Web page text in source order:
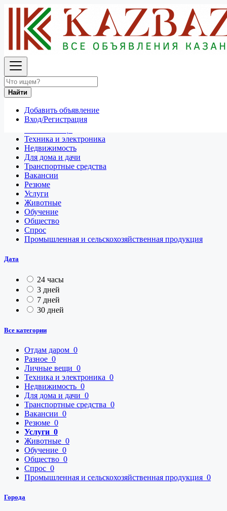
Найти
Добавить объявление
Вход/Регистрация
Услуги
Переезд, грузчики
Все объявления в 50 км around Великий Новгород
Отдам даром
Разное
Техника и электроника
Недвижимость
Для дома и дачи
Транспортные средства
Вакансии
Резюме
Услуги
Животные
Обучение
Общество
Спрос
Промышленная и сельскохозяйственная продукция
Дата
24 часы
3 дней
7 дней
30 дней
Все категории
Отдам даром 0
Разное 0
Личные вещи 0
Техника и электроника 0
Недвижимость 0
Для дома и дачи 0
Транспортные средства 0
Вакансии 0
Резюме 0
Услуги 0
Животные 0
Обучение 0
Общество 0
Спрос 0
Промышленная и сельскохозяйственная продукция 0
Города